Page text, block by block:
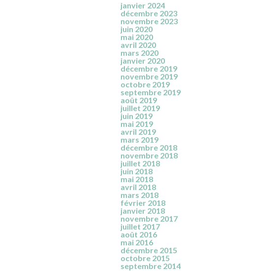
janvier 2024
décembre 2023
novembre 2023
juin 2020
mai 2020
avril 2020
mars 2020
janvier 2020
décembre 2019
novembre 2019
octobre 2019
septembre 2019
août 2019
juillet 2019
juin 2019
mai 2019
avril 2019
mars 2019
décembre 2018
novembre 2018
juillet 2018
juin 2018
mai 2018
avril 2018
mars 2018
février 2018
janvier 2018
novembre 2017
juillet 2017
août 2016
mai 2016
décembre 2015
octobre 2015
septembre 2014